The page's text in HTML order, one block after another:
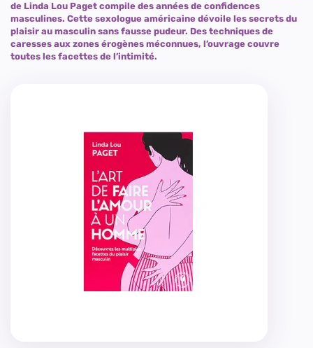
de Linda Lou Paget compile des années de confidences
masculines. Cette sexologue américaine dévoile les secrets du
plaisir au masculin sans fausse pudeur. Des techniques de
caresses aux zones érogènes méconnues, l’ouvrage couvre
toutes les facettes de l’intimité.